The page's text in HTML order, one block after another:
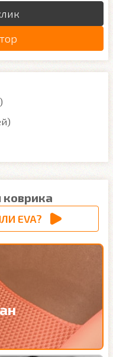
коврика
EVA?